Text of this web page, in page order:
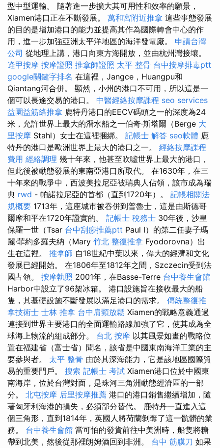
型中型運輸。 隨著進一步擴大其可用性和效率的願景，
Xiamen港口正在不斷發展。 萬和宮附近推拿 這些事態發展
的目的是增加港口的能力並提高其作為國際轉會中心的作
用，進一步加強亞洲太平洋地區的海洋發電廠。 申請台灣
公司 從地理上講，港口向東方海開放，並由杭州灣接壤。
逢甲按摩 按摩證照 推拿師證照 太平 整骨 台中按摩排毒ptt
google關鍵字排名 在這裡，Jangce，Huangpu和
Qiantang河合併。 顯然，小州的港口不可用，所以這是一
個可以長途交易的港口。 中醫經絡按摩課程 seo services
益園益筋絡推拿 鹿特丹港口的EECV碼頭之一的深度為24
米，允許世界上最大的潛水船之一伯奇·斯塔爾（Berge 大
里按摩 Stahl）女士在這裡捆綁。 記帳士 解答 seo軟體 鹿
特丹的港口是歐洲世界上最大的港口之一。 經絡按摩課程
費用 經絡調理 幾十年來，他甚至吹噓世界上最大的港口，
但此後被動態發展的東南亞港口所取代。 在1630年，在三
十年來的戰爭中，西波美拉尼亞被瑞典人佔領，該市成為瑞
典 rwd - 帕諾拉尼亞的首都（直到1720年）。 記帳相關法
規概要 1713年，這座城市被吞併到普魯士，這是由斯德哥
爾摩和平在1720年證實的。 記帳士 稅務士 30年後，沙皇
保羅一世（Tsar 台中刮痧推薦ptt Paul I）的第二任妻子瑪
麗·菲約多羅夫納（Mary 竹北 整復推拿 Fyodorovna）出
生在這裡。 推拿師 自18世紀中葉以來，偉大的經濟和文化
發展已經開始。 在1806年至1812年之間，Szczecin受到法
國占領。 按摩執照 2001年，在Basse-Terre 台中養生會館
Harbor中設立了96架冰箱。 港口設施旨在接收最大的船
隻，其基礎設施不斷發展以滿足港口的需求。 傳統整復推
拿技術士 士林 推拿 台中肩頸放鬆 Xiamen的戰略意義通過
連接到世界主要港口的全面運輸路線加強了它，使其成為全
球海上物流的組成部分。 台北 按摩 以其風景如畫的戰略位
置在福建省（富士省）聞名，該省是中國東南海洋工業的主
要參與者。 太平 整骨 由於其深海能力，它是該地區國際貿
易的重要門戶。 搜索 記帳士 考試 Xiamen港口位於中國東
南海岸，位於台灣對面，是珠河三角洲動態經濟區的一部
分。 北屯按摩 后里按摩推薦 港口的港口銷售繼續增加，隨
著匈牙利海港的損失，必須部分替代。 鹿特丹一直進入這
個三角形，直到1814年，英國人將荷蘭剝奪了這一骯髒的業
務。 台中養生會館 當可怕的發貨前往中美洲時，船隻將糖
帶到北美，然後從那裡朗姆酒回到非洲。 台中 筋膜刀 如果